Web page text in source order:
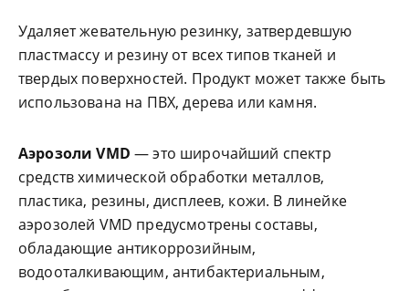
Удаляет жевательную резинку, затвердевшую
пластмассу и резину от всех типов тканей и
твердых поверхностей. Продукт может также быть
использована на ПВХ, дерева или камня.
Аэрозоли VMD — это широчайший спектр
средств химической обработки металлов,
пластика, резины, дисплеев, кожи. В линейке
аэрозолей VMD предусмотрены составы,
обладающие антикоррозийным,
водооталкивающим, антибактериальным,